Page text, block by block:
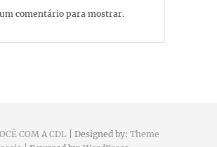
comentário para mostrar.
COM A CDL | Designed by: Theme